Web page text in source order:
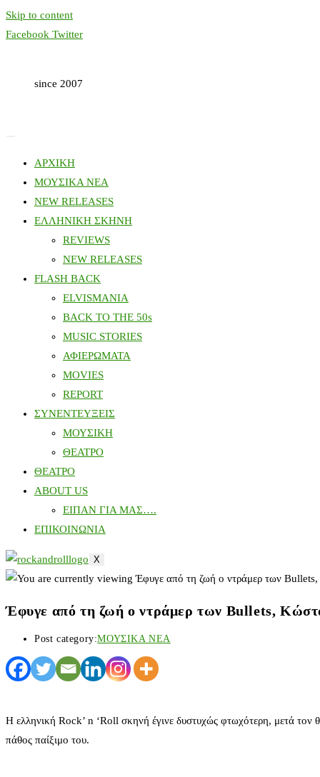
Skip to content
Facebook Twitter
since 2007
ΑΡΧΙΚΗ
ΜΟΥΣΙΚΑ ΝΕΑ
NEW RELEASES
ΕΛΛΗΝΙΚΗ ΣΚΗΝΗ
REVIEWS
NEW RELEASES
FLASH BACK
ELVISMANIA
BACK TO THE 50s
MUSIC STORIES
ΑΦΙΕΡΩΜΑΤΑ
MOVIES
REPORT
ΣΥΝΕΝΤΕΥΞΕΙΣ
ΜΟΥΣΙΚΗ
ΘΕΑΤΡΟ
ΘΕΑΤΡΟ
ABOUT US
ΕΙΠΑΝ ΓΙΑ ΜΑΣ….
ΕΠΙΚΟΙΝΩΝΙΑ
X
Έφυγε από τη ζωή ο ντράμερ των Bullets,
Post category:ΜΟΥΣΙΚΑ ΝΕΑ
Η ελληνική Rock’ n ‘Roll σκηνή έγινε δυστυχώς φτωχότερη, μετά
πάθος παίξιμο του.